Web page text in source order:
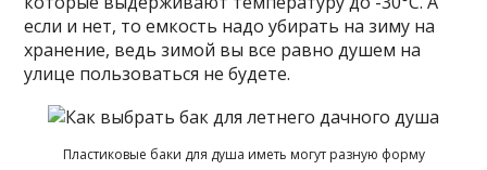
если и нет, то емкость надо убирать на зиму на
хранение, ведь зимой вы все равно душем на
улице пользоваться не будете.
Пластиковые баки для душа иметь могут разную форму